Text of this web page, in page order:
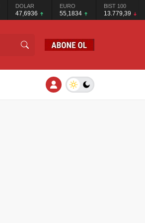
DOLAR
47,6936
EURO
55,1834
BIST 100
13.779,39